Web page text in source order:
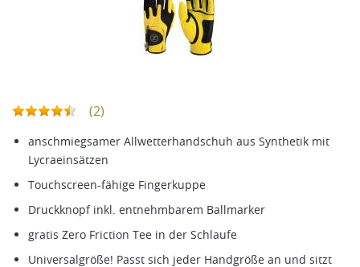
(2)
anschmiegsamer Allwetterhandschuh aus Synthetik mit
Lycraeinsätzen
Touchscreen-fähige Fingerkuppe
Druckknopf inkl. entnehmbarem Ballmarker
gratis Zero Friction Tee in der Schlaufe
Universalgröße! Passt sich jeder Handgröße an und sitzt